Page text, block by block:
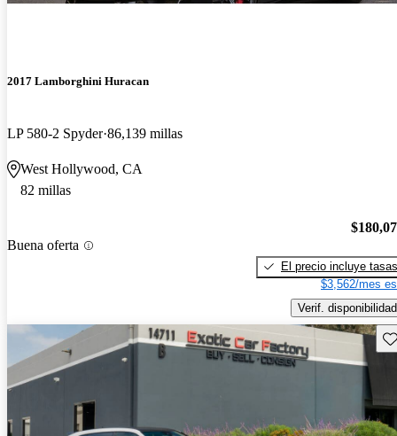
2017 Lamborghini Huracan
LP 580-2 Spyder 86,139 millas
West Hollywood, CA
82 millas
Buena oferta
El precio incluye tasas
$3,562/mes
Verif. disponibilidad